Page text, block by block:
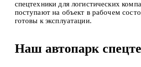
спецтехники для логистических
поступают на объект в рабочем
готовы к эксплуатации.
Наш автопарк